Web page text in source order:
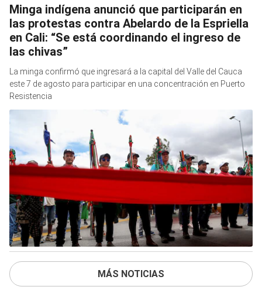
Minga indígena anunció que participarán en
las protestas contra Abelardo de la Espriella
en Cali: “Se está coordinando el ingreso de
las chivas”
La minga confirmó que ingresará a la capital del Valle del Cauca
este 7 de agosto para participar en una concentración en Puerto
Resistencia
MÁS NOTICIAS